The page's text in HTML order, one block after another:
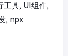
工具, UI组件,
, npx